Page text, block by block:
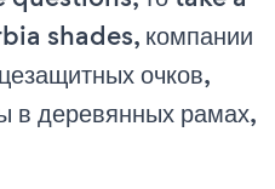
shades, компании
очков,
в деревянных рамах,